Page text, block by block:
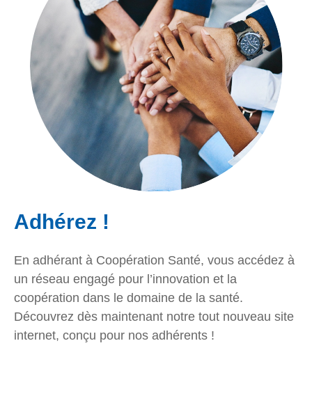
Adhérez !
En adhérant à Coopération Santé, vous accédez à
un réseau engagé pour l’innovation et la
coopération dans le domaine de la santé.
Découvrez dès maintenant notre tout nouveau site
internet, conçu pour nos adhérents !